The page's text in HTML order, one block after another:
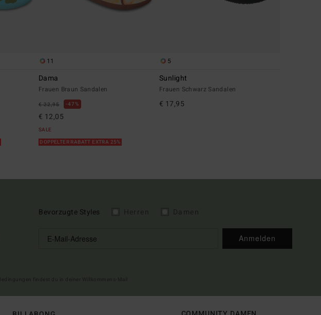
11
Dama
Frauen Braun Sandalen
€ 22,95 47%
€ 12,05
SALE
DOPPELTER RABATT EXTRA 25%
5
Sunlight
Frauen Schwarz Sandalen
€ 17,95
Bevorzugte Styles
Anmelden